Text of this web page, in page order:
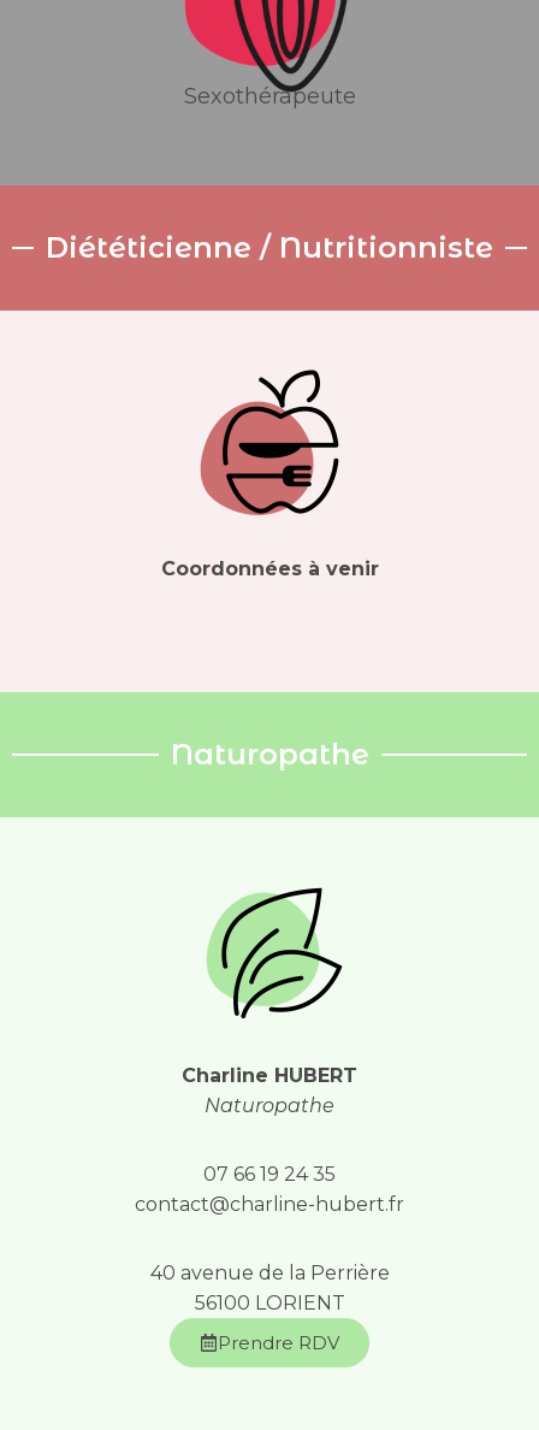
Sexothérapeute
Diététicienne / Nutritionniste
Coordonnées à venir
Naturopathe
Charline HUBERT
Naturopathe
07 66 19 24 35
contact@charline-hubert.fr
40 avenue de la Perrière
56100 LORIENT
Prendre RDV